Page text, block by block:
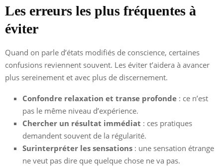
Les erreurs les plus fréquentes à
éviter
Quand on parle d’états modifiés de conscience, certaines
confusions reviennent souvent. Les éviter t’aidera à avancer
plus sereinement et avec plus de discernement.
Confondre relaxation et transe profonde : ce n’est
pas le même niveau d’expérience.
Chercher un résultat immédiat : ces pratiques
demandent souvent de la régularité.
Surinterpréter les sensations : une sensation étrange
ne veut pas dire que quelque chose ne va pas.